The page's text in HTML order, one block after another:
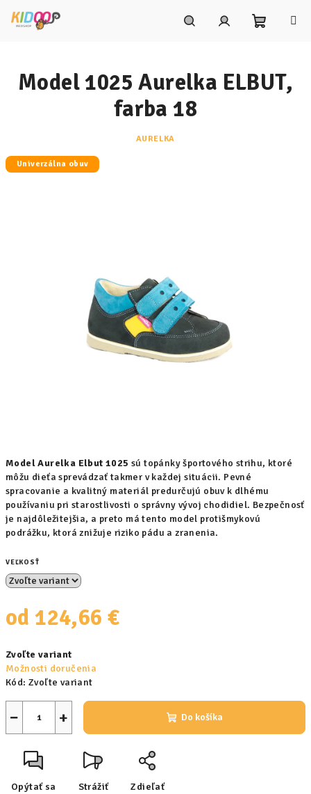
košík
Model Aurelka Elbut 1025 sú topánky športového strihu, ktoré
môžu dieťa sprevádzať takmer v každej situácii. Pevné
spracovanie a kvalitný materiál predurčujú obuv k dlhému
používaniu pri starostlivosti o správny vývoj chodidiel. Bezpečnosť
je najdôležitejšia, a preto má tento model protišmykovú
podrážku, ktorá znižuje riziko pádu a zranenia.
VEĽKOSŤ
od 124,66 €
cena:
Zvoľte variant
Možnosti doručenia
Kód: Zvoľte variant
+
− Do košíka
Opýtať sa Strážiť Zdieľať
Model 1025 Aurelka ELBUT,
farba 18
AURELKA
Univerzálna obuv